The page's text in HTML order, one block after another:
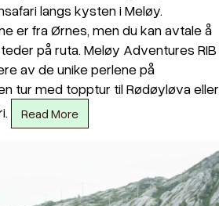
langs kysten i Meløy.
er fra Ørnes, men du kan avtale å
på ruta. Meløy Adventures RIB
av de unike perlene på
tur med topptur til Rødøyløva eller
Read More